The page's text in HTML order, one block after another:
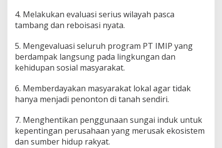
4. Melakukan evaluasi serius wilayah pasca
tambang dan reboisasi nyata.
5. Mengevaluasi seluruh program PT IMIP yang
berdampak langsung pada lingkungan dan
kehidupan sosial masyarakat.
6. Memberdayakan masyarakat lokal agar tidak
hanya menjadi penonton di tanah sendiri.
7. Menghentikan penggunaan sungai induk untuk
kepentingan perusahaan yang merusak ekosistem
dan sumber hidup rakyat.